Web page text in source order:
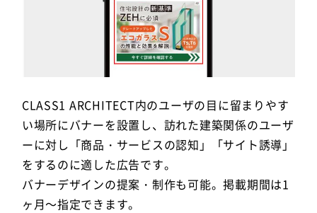
CLASS1 ARCHITECT内のユーザの目に留まりやす
い場所にバナーを設置し、訪れた建築関係のユーザ
ーに対し「商品・サービスの認知」「サイト誘導」
をするのに適した広告です。
バナーデザインの提案・制作も可能。掲載期間は1
ヶ月～指定できます。